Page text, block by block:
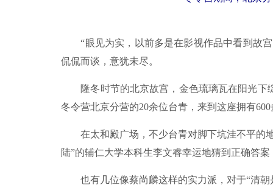
“眼见为实，以前多是在影视作品中看到故宫
侃侃而谈，意犹未尽。
隆冬时节的北京故宫，金色琉璃瓦在阳光下
冬令营北京分营的20余位台青，来到这座拥有
在太和殿广场，不少台青对脚下坑洼不平的地
陆”的辅仁大学本科生李文睿幸运地猜到正确答
也有几位像蔡尚麟这样的实力派，对于“清朝